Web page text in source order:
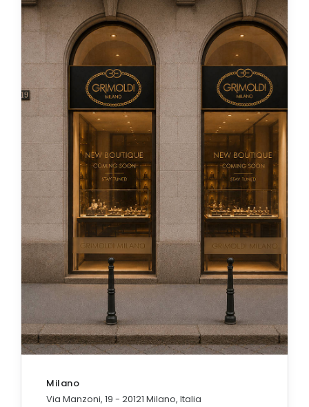
Milano
Via Manzoni, 19 - 20121 Milano, Italia